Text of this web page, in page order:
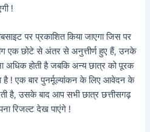
!
पर प्रकाशित किया जाएगा जिस पर
छोटे से अंतर से अनुत्तीर्ण हुए हैं, उनके
अधिक होती है जबकि अन्य छात्र को पूरक
है ! एक बार पुनर्मूल्यांकन के लिए आवेदन के
है, उसके बाद आप सभी छात्र छत्तीसगढ़
रिजल्ट देख पाएंगे !